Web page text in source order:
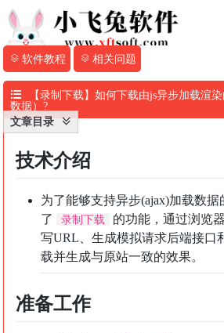
软件教程 相关问题
【录制下载】如何下载由js异步加载渲
数据）?
文章目录
技术介绍
为了能够支持异步(ajax)加载数
了
录制下载
的功能，通过浏览
写URL、生成模拟请求后端接口
载并生成与原站一致的效果。
准备工作